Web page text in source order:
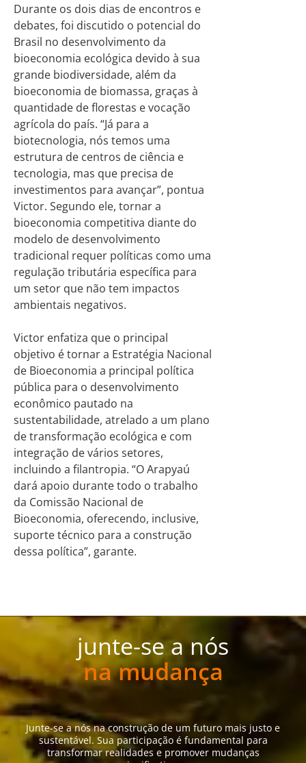
Durante os dois dias de encontros e
debates, foi discutido o potencial do
Brasil no desenvolvimento da
bioeconomia ecológica devido à sua
grande biodiversidade, além da
bioeconomia de biomassa, graças à
quantidade de florestas e vocação
agrícola do país. “Já para a
biotecnologia, nós temos uma
estrutura de centros de ciência e
tecnologia, mas que precisa de
investimentos para avançar”, pontua
Victor. Segundo ele, tornar a
bioeconomia competitiva diante do
modelo de desenvolvimento
tradicional requer políticas como uma
regulação tributária específica para
um setor que não tem impactos
ambientais negativos.
Victor enfatiza que o principal
objetivo é tornar a Estratégia Nacional
de Bioeconomia a principal política
pública para o desenvolvimento
econômico pautado na
sustentabilidade, atrelado a um plano
de transformação ecológica e com
integração de vários setores,
incluindo a filantropia. “O Arapyaú
dará apoio durante todo o trabalho
da Comissão Nacional de
Bioeconomia, oferecendo, inclusive,
suporte técnico para a construção
dessa política”, garante.
junte-se a nós
na mudança
Junte-se a nós na construção de um futuro mais justo e
sustentável. Sua participação é fundamental para
transformar realidades e promover mudanças